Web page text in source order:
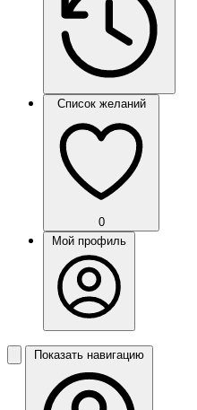
Список желаний
0
Мой профиль
Показать навигацию